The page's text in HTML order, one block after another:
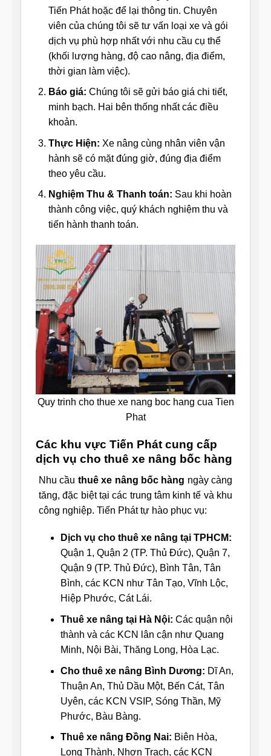
Tiến Phát hoặc để lại thông tin. Chuyên
viên của chúng tôi sẽ tư vấn loại xe và gói
dịch vụ phù hợp nhất với nhu cầu cụ thể
(khối lượng hàng, độ cao nâng, địa điểm,
thời gian làm việc).
Báo giá: Chúng tôi sẽ gửi báo giá chi tiết,
minh bạch. Hai bên thống nhất các điều
khoản.
Thực Hiện: Xe nâng cùng nhân viên vận
hành sẽ có mặt đúng giờ, đúng địa điểm
theo yêu cầu.
Nghiệm Thu & Thanh toán: Sau khi hoàn
thành công việc, quý khách nghiệm thu và
tiến hành thanh toán.
Quy trinh cho thue xe nang boc hang cua Tien
Phat
Các khu vực Tiến Phát cung cấp
dịch vụ cho thuê xe nâng bốc hàng
Nhu cầu thuê xe nâng bốc hàng ngày càng
tăng, đặc biệt tại các trung tâm kinh tế và khu
công nghiệp. Tiến Phát tự hào phục vụ:
Dịch vụ cho thuê xe nâng tại TPHCM:
Quận 1, Quận 2 (TP. Thủ Đức), Quận 7,
Quận 9 (TP. Thủ Đức), Bình Tân, Tân
Bình, các KCN như Tân Tạo, Vĩnh Lộc,
Hiệp Phước, Cát Lái.
Thuê xe nâng tại Hà Nội: Các quận nội
thành và các KCN lân cận như Quang
Minh, Nội Bài, Thăng Long, Hòa Lạc.
Cho thuê xe nâng Bình Dương: Dĩ An,
Thuận An, Thủ Dầu Một, Bến Cát, Tân
Uyên, các KCN VSIP, Sóng Thần, Mỹ
Phước, Bàu Bàng.
Thuê xe nâng Đồng Nai: Biên Hòa,
Long Thành, Nhơn Trạch, các KCN